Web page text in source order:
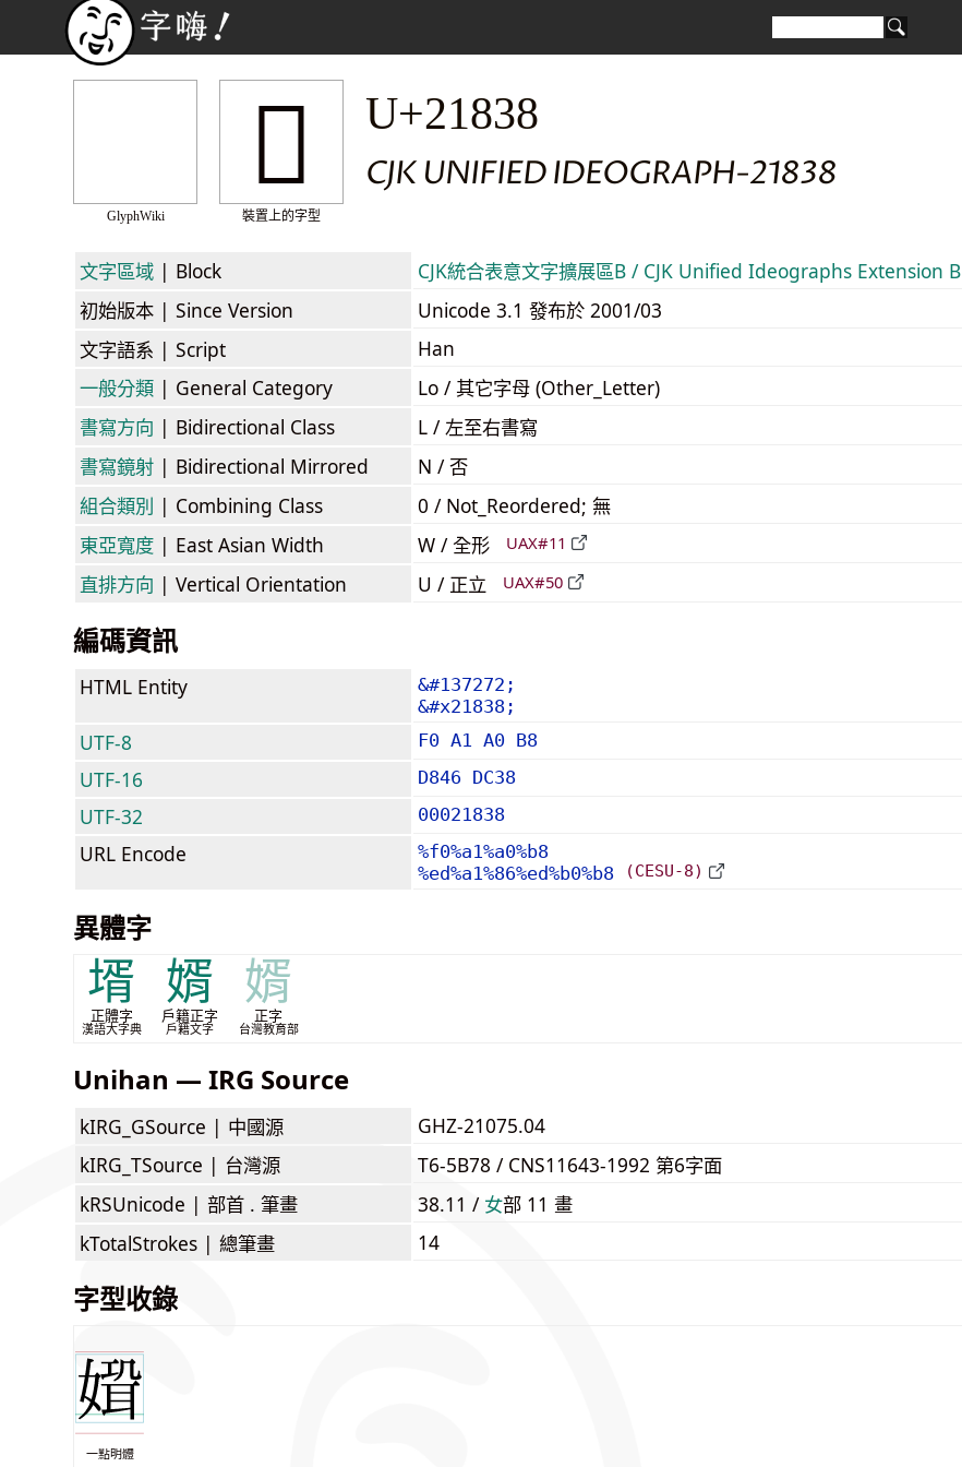
GlyphWiki
𡠸
裝置上的字型
U+21838
CJK UNIFIED IDEOGRAPH-21838
文字區域 | Block CJK統合表意文字擴展區B / CJK Unified Ideographs Extension B
初始版本 | Since Version
Unicode 3.1 發布於 2001/03
文字語系 | Script
Han
一般分類 | General Category
Lo / 其它字母 (Other_Letter)
書寫方向 | Bidirectional Class
L / 左至右書寫
書寫鏡射 | Bidirectional Mirrored
N / 否
組合類別 | Combining Class
0 / Not_Reordered; 無
東亞寬度 | East Asian Width W / 全形 UAX#11
直排方向 | Vertical Orientation U / 正立 UAX#50
編碼資訊
HTML Entity
&#137272;
&#x21838;
UTF-8 F0 A1 A0 B8
UTF-16 D846 DC38
UTF-32 00021838
URL Encode
%f0%a1%a0%b8
%ed%a1%86%ed%b0%b8
(CESU-8)
異體字
壻
正體字
漢語大字典
婿
戶籍正字
戶籍文字
婿
正字
台灣教育部
Unihan — IRG Source
kIRG_GSource | 中國源
GHZ-21075.04
kIRG_TSource | 台灣源
T6-5B78 / CNS11643-1992 第6字面
kRSUnicode | 部首 . 筆畫 38.11 / ⼥部 11 畫
kTotalStrokes | 總筆畫 14
字型收錄
一點明體